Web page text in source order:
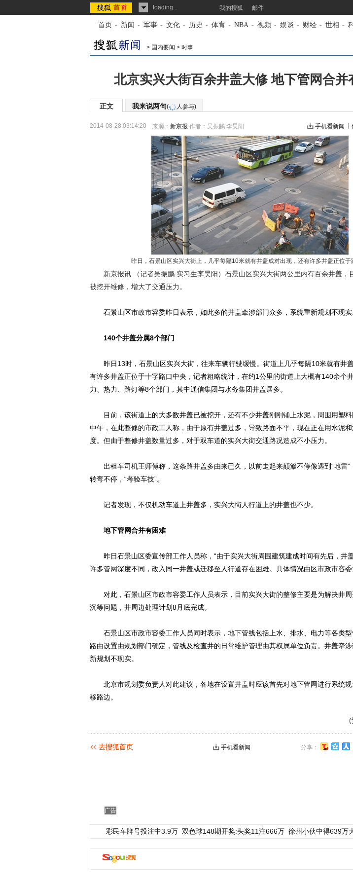
loading... 我的搜狐 邮件
首页 - 新闻 - 军事 - 文化 - 历史 - 体育 - NBA - 视频 - 娱谈 - 财经 - 世相 -
> 国内要闻 > 时事
北京实兴大街百余井盖大修 地下管网合并
正文 我来说两句( 人参与)
2014-08-28 03:14:20 来源： 新京报 作者：吴振鹏 李昊阳 手机看新闻
昨日，石景山区实兴大街上，几乎每隔10米就有井盖成对出现，还有许多井盖正位于
新京报讯 （记者吴振鹏 实习生李昊阳）石景山区实兴大街两公里内有百余井盖，
被挖开维修，增大了交通压力。
石景山区市政市容委昨日表示，如此多的井盖牵涉部门众多，系统重新规划不现实
140个井盖分属8个部门
昨日13时，石景山区实兴大街，往来车辆行驶缓慢。街道上几乎每隔10米就有井
有许多井盖正位于十字路口中央，记者粗略统计，在约1公里的街道上大概有140余个
力、热力、路灯等8个部门，其中通信集团与水务集团井盖居多。
目前，该街道上的大多数井盖已被挖开，还有不少井盖刚刚铺上水泥，周围用塑料
中午，在此整修的市政工人称，由于原有井盖过多，导致路面不平，现在正在用水泥
度。但由于整修井盖数量过多，对于双车道的实兴大街交通路况造成不小压力。
出租车司机王师傅称，这条路井盖多由来已久，以前走起来颠簸不停像遇到“地雷”
转弯不停，“考验车技”。
记者发现，不仅机动车道上井盖多，实兴大街人行道上的井盖也不少。
地下管网合并有困难
昨日石景山区委宣传部工作人员称，“由于实兴大街周围建筑建成时间有先后，井
许多管网深度不同，改入同一井盖或迁移至人行道存在困难。具体情况由区市政市容委
对此，石景山区市政市容委工作人员表示，目前实兴大街的整修主要是为解决井周
沉等问题，井周边处理计划8月底完成。
石景山区市政市容委工作人员同时表示，地下管线包括上水、排水、电力等各类型
路由设置由规划部门确定，管线及检查井的日常维护管理由其权属单位负责。井盖牵
新规划不现实。
北京市规划委负责人对此建议，各地在设置井盖时应该首先对地下管网进行系统规
移路边。
(
分享：
手机看新闻
广告
彩民车牌号投注中3.9万 双色球148期开奖:头奖11注666万 徐州小伙中得639万